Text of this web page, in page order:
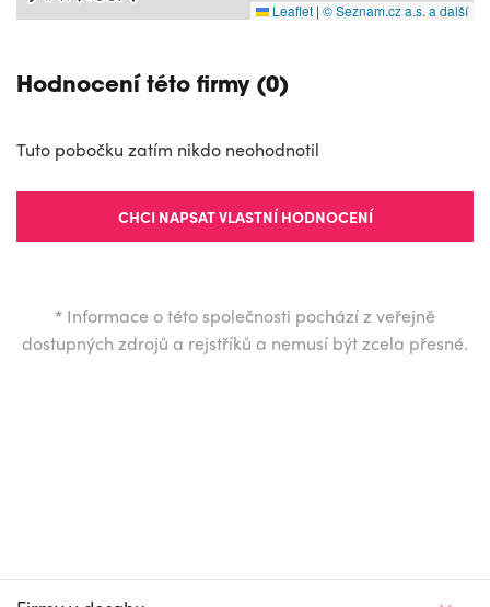
Leaflet | © Seznam.cz a.s. a další
Hodnocení této firmy (0)
Tuto pobočku zatím nikdo neohodnotil
CHCI NAPSAT VLASTNÍ HODNOCENÍ
* Informace o této společnosti pochází z veřejně
dostupných zdrojů a rejstříků a nemusí být zcela přesné.